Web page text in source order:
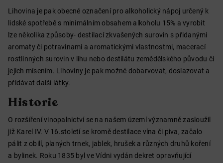
Lihovina je pak obecné označení pro alkoholický nápoj určený k
lidské spotřebě s minimálním obsahem alkoholu 15% a vyrobit
lze několika způsoby- destilací zkvašených surovin s přidanými
aromaty či potravinami a aromatickými vlastnostmi, macerací
rostlinných surovin v lihu nebo destilátu zemědělského původu či
jejich mísením. Lihoviny je pak možné dobarvovat, doslazovat a
přidávat další látky.
Historie
O rozšíření vinopalnictví se na našem území významně zasloužil
již Karel IV. V 16.století se kromě destilace vína či piva, začalo
pálit z obilí, planých trnek, jablek, hrušek a různých druhů koření
a bylinek. Roku 1835 byl ve Vídni vydán dekret opravňující